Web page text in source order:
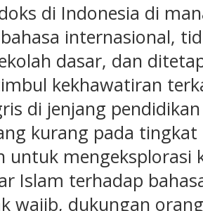
di Indonesia di
internasional,
dasar, dan
kekhawatiran
di jenjang
kurang pada
untuk mengeksplorasi
Islam terhadap
wajib, dukungan